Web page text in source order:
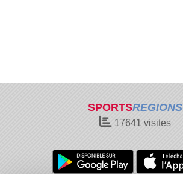
SPORTSREGIONS
17641 visites